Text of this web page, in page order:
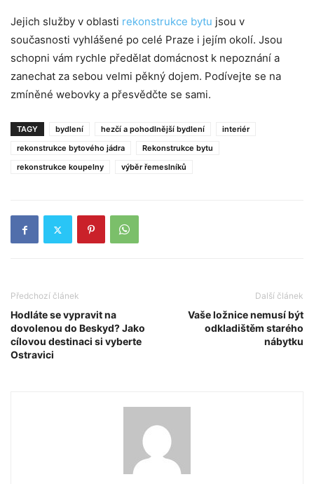
Jejich služby v oblasti rekonstrukce bytu jsou v
současnosti vyhlášené po celé Praze i jejím okolí. Jsou
schopni vám rychle předělat domácnost k nepoznání a
zanechat za sebou velmi pěkný dojem. Podívejte se na
zmíněné webovky a přesvědčte se sami.
TAGY bydlení hezčí a pohodlnější bydlení
interiér
rekonstrukce bytového jádra
Rekonstrukce bytu
rekonstrukce koupelny
výběr řemeslníků
Předchozí článek
Hodláte se vypravit na
dovolenou do Beskyd? Jako
cílovou destinaci si vyberte
Ostravici
Další článek
Vaše ložnice nemusí být
odkladištěm starého
nábytku